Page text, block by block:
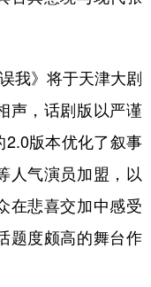
》将于天津大剧
声，话剧版以严谨
2.0版本优化了叙事
人气演员加盟，以
在悲喜交加中感受
题度颇高的舞台作